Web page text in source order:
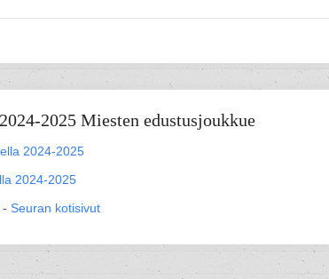
2025 Miesten edustusjoukkue
2024-2025
2024-2025
- Seuran kotisivut